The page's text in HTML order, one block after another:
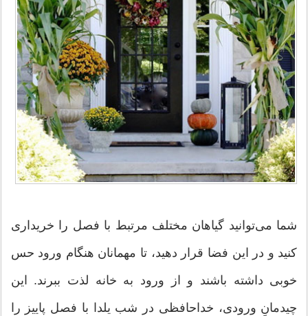
شما می‌توانید گیاهان مختلف مرتبط با فصل را خریداری
کنید و در این فضا قرار دهید، تا مهمانان هنگام ورود حس
خوبی داشته باشند و از ورود به خانه لذت ببرند. این
چیدمانِ ورودی، خداحافظی در شب یلدا با فصل پاییز را